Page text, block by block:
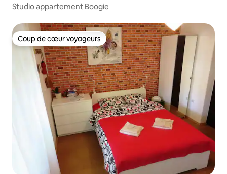
Studio appartement Boogie
Coup de cœur voyageurs
Coup de cœur voyageurs